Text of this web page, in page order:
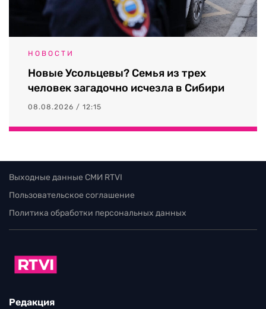
НОВОСТИ
Новые Усольцевы? Семья из трех
человек загадочно исчезла в Сибири
08.08.2026 / 12:15
Выходные данные СМИ RTVI
Пользовательское соглашение
Политика обработки персональных данных
Редакция